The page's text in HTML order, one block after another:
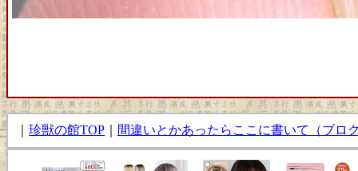
珍獣の館TOP 間違いとかあったらここに書いて（ブロ